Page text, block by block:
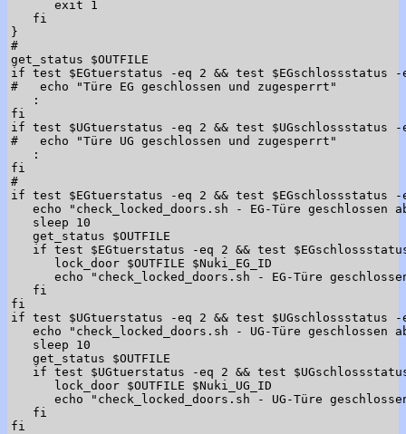
      exit 1
   fi
}
#
get_status $OUTFILE
if test $EGtuerstatus -eq 2 && test $EGschlossstatus
#   echo "Türe EG geschlossen und zugesperrt"
   :
fi
if test $UGtuerstatus -eq 2 && test $UGschlossstatus
#   echo "Türe UG geschlossen und zugesperrt"
   :
fi
#
if test $EGtuerstatus -eq 2 && test $EGschlossstatus
echo "check_locked_doors.sh - EG-Türe geschlossen
   sleep 10
   get_status $OUTFILE
if test $EGtuerstatus -eq 2 && test
      lock_door $OUTFILE $Nuki_EG_ID
echo "check_locked_doors.sh - EG-Türe
   fi
fi
if test $UGtuerstatus -eq 2 && test $UGschlossstatus
echo "check_locked_doors.sh - UG-Türe geschlossen
   sleep 10
   get_status $OUTFILE
if test $UGtuerstatus -eq 2 && test
      lock_door $OUTFILE $Nuki_UG_ID
echo "check_locked_doors.sh - UG-Türe
   fi
fi